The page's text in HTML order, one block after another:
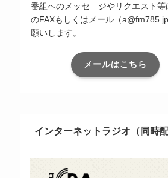
番組へのメッセ―ジやリクエスト等
のFAXもしくはメール（
願いします。
メールはこちら
インターネットラジオ（同時配